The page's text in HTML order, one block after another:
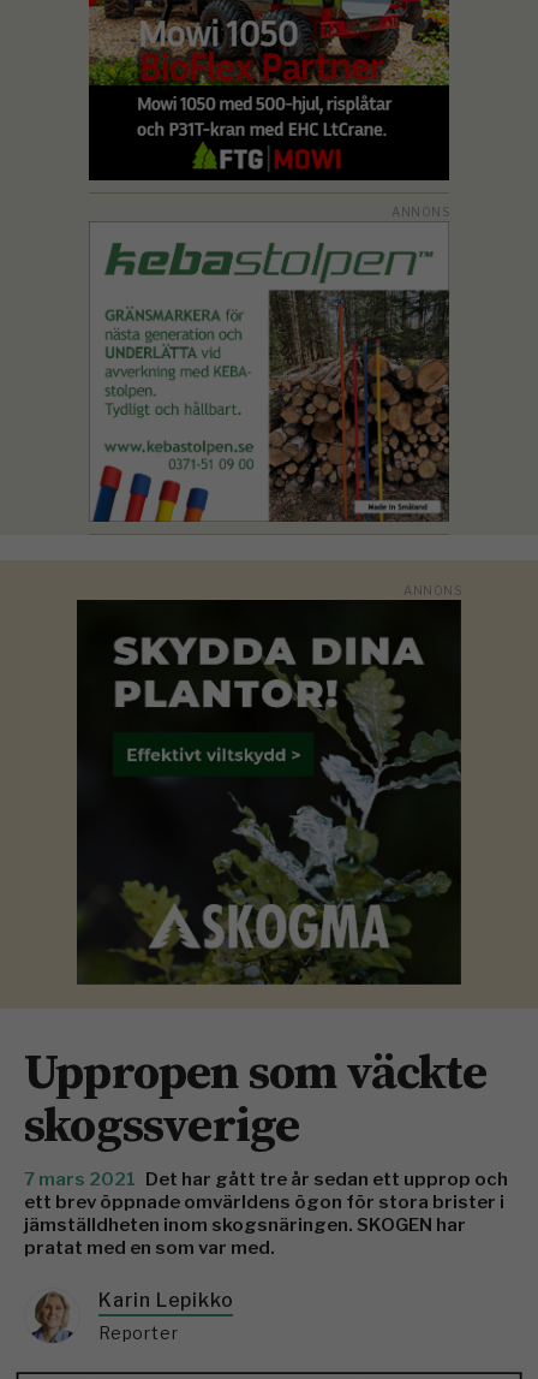
Uppropen som väckte
skogssverige
7 mars 2021
Det har gått tre år sedan ett upprop och
ett brev öppnade omvärldens ögon för stora brister i
jämställdheten inom skogsnäringen. SKOGEN har
pratat med en som var med.
Karin Lepikko
Reporter